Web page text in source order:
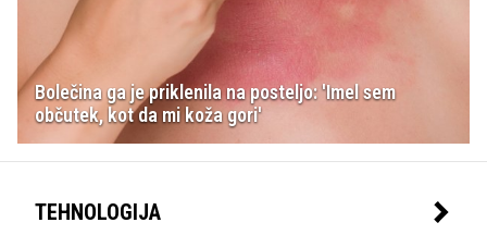
Bolečina ga je priklenila na posteljo: 'Imel sem
občutek, kot da mi koža gori'
TEHNOLOGIJA